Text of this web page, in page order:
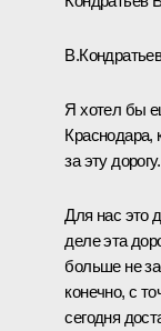
Я хотел бы
Краснодара,
за эту дорогу.
Для нас это
деле эта
больше не
конечно, с
сегодня